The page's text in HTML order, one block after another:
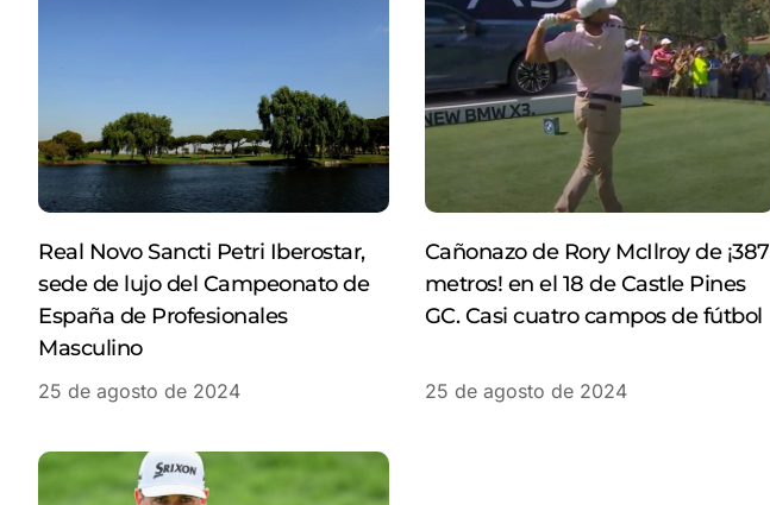
Real Novo Sancti Petri Iberostar,
sede de lujo del Campeonato de
España de Profesionales
Masculino
25 de agosto de 2024
Cañonazo de Rory McIlroy de ¡387
metros! en el 18 de Castle Pines
GC. Casi cuatro campos de fútbol
25 de agosto de 2024